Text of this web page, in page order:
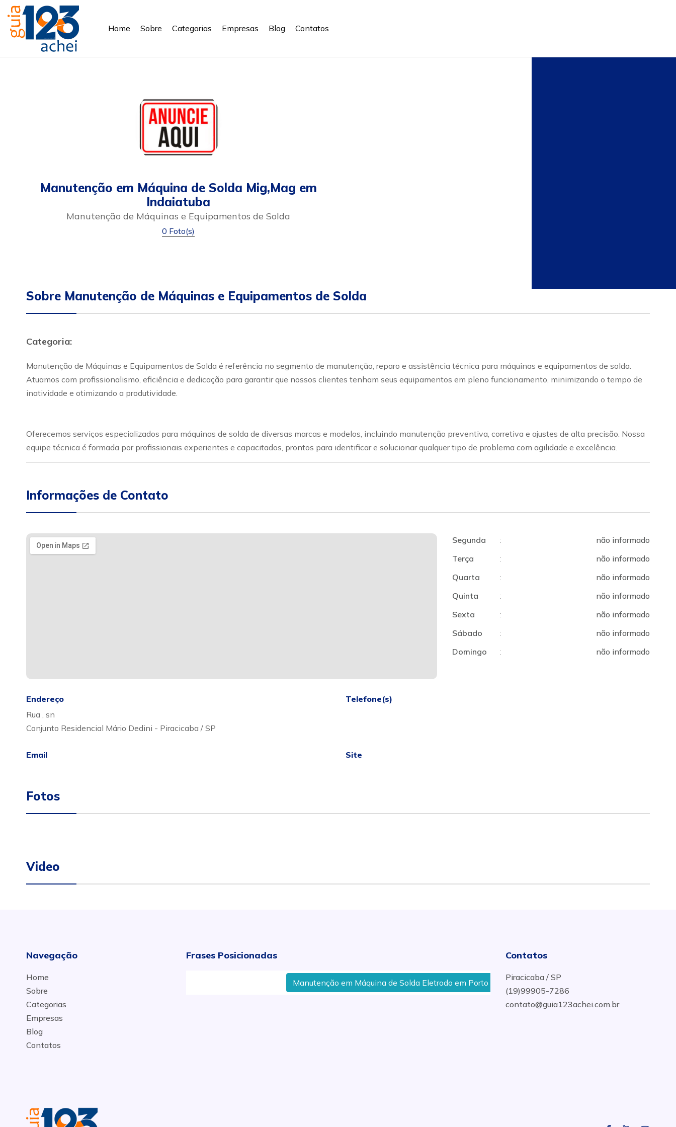
Home Sobre Categorias Empresas Blog Contatos
Manutenção em Máquina de Solda Mig,Mag em
Indaiatuba
Manutenção de Máquinas e Equipamentos de Solda
0 Foto(s)
Sobre Manutenção de Máquinas e Equipamentos de Solda
Categoria:
Manutenção de Máquinas e Equipamentos de Solda é referência no segmento de manutenção, reparo e assistência técnica para máquinas e equipamentos de solda.
Atuamos com profissionalismo, eficiência e dedicação para garantir que nossos clientes tenham seus equipamentos em pleno funcionamento, minimizando o tempo de
inatividade e otimizando a produtividade.
Oferecemos serviços especializados para máquinas de solda de diversas marcas e modelos, incluindo manutenção preventiva, corretiva e ajustes de alta precisão. Nossa
equipe técnica é formada por profissionais experientes e capacitados, prontos para identificar e solucionar qualquer tipo de problema com agilidade e excelência.
Informações de Contato
Segunda :
não informado
Terça
:
não informado
Quarta
:
não informado
Quinta
:
não informado
Sexta
:
não informado
Sábado
:
não informado
Domingo
: não informado
Endereço
Rua , sn
Conjunto Residencial Mário Dedini - Piracicaba / SP
Telefone(s)
Email Site
Fotos
Video
Navegação
Home
Sobre
Categorias
Empresas
Blog
Contatos
Frases Posicionadas
Manutenção em Máquina de Solda Eletrodo em Porto Ferreira Manutenção de Tocha Solda em
Contatos
Piracicaba / SP
(19)99905-7286
contato@guia123achei.com.br